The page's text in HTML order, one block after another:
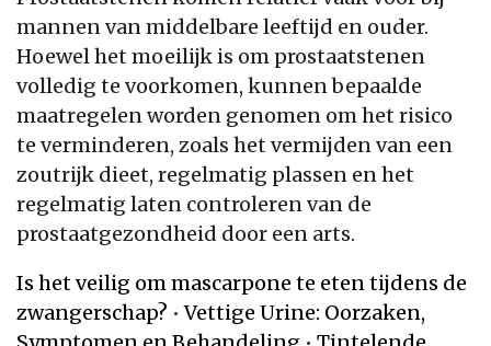
mannen van middelbare leeftijd en ouder.
Hoewel het moeilijk is om prostaatstenen
volledig te voorkomen, kunnen bepaalde
maatregelen worden genomen om het risico
te verminderen, zoals het vermijden van een
zoutrijk dieet, regelmatig plassen en het
regelmatig laten controleren van de
prostaatgezondheid door een arts.
Is het veilig om mascarpone te eten tijdens de
zwangerschap? •Vettige Urine: Oorzaken,